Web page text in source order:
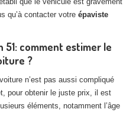
64 20 40
qu’à contacter votre épaviste
51: comment estimer le
?
n’est pas aussi compliqué
pour obtenir le juste prix, il est
éléments, notamment l’âge